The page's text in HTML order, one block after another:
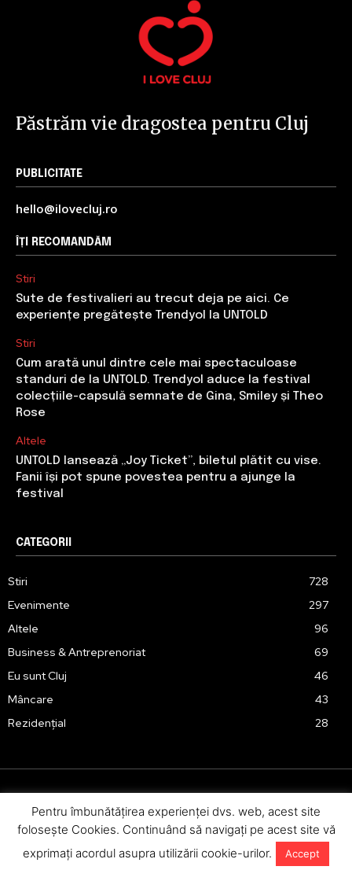
Păstrăm vie dragostea pentru Cluj
PUBLICITATE
hello@ilovecluj.ro
ÎȚI RECOMANDĂM
Stiri
Sute de festivalieri au trecut deja pe aici. Ce
experiențe pregătește Trendyol la UNTOLD
Stiri
Cum arată unul dintre cele mai spectaculoase
standuri de la UNTOLD. Trendyol aduce la festival
colecțiile-capsulă semnate de Gina, Smiley și Theo
Rose
Altele
UNTOLD lansează „Joy Ticket”, biletul plătit cu vise.
Fanii își pot spune povestea pentru a ajunge la
festival
CATEGORII
Stiri
728
Evenimente
297
Altele
96
Business & Antreprenoriat
69
Eu sunt Cluj
46
Mâncare
43
Rezidențial
28
Urmărește-ne în social media:
Pentru îmbunătăţirea experienţei dvs. web, acest site
foloseşte Cookies. Continuând să navigaţi pe acest site vă
exprimaţi acordul asupra utilizării cookie-urilor.
Accept